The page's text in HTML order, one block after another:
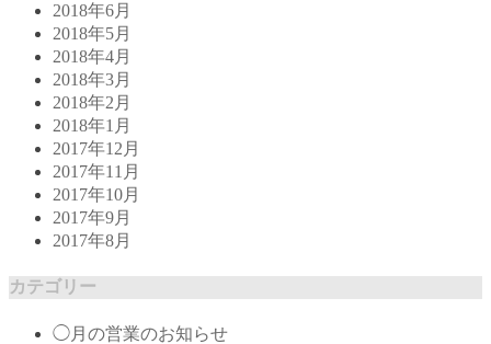
2018年6月
2018年5月
2018年4月
2018年3月
2018年2月
2018年1月
2017年12月
2017年11月
2017年10月
2017年9月
2017年8月
カテゴリー
◯月の営業のお知らせ